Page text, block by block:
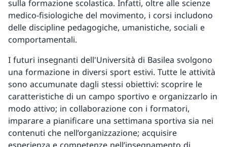
sulla formazione scolastica. Infatti, oltre alle scienze
medico-fisiologiche del movimento, i corsi includono
delle discipline pedagogiche, umanistiche, sociali e
comportamentali.
I futuri insegnanti dell'Università di Basilea svolgono
una formazione in diversi sport estivi. Tutte le attività
sono accumunate dagli stessi obiettivi: scoprire le
caratteristiche di un campo sportivo e organizzarlo in
modo attivo; in collaborazione con i formatori,
imparare a pianificare una settimana sportiva sia nei
contenuti che nell’organizzazione; acquisire